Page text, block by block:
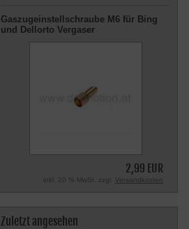
Gaszugeinstellschraube M6 für Bing
und Dellorto Vergaser
2,99 EUR
inkl. 20 % MwSt. zzgl. Versandkosten
Zuletzt angesehen